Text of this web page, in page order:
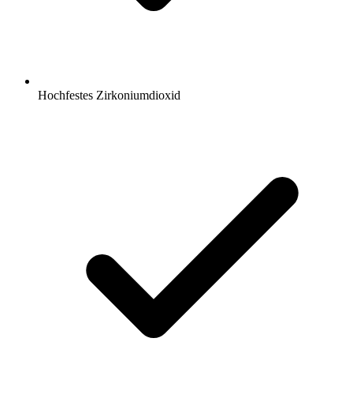
Hochfestes Zirkoniumdioxid